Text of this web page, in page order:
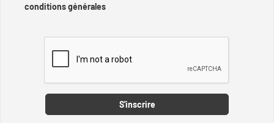
conditions générales
S'inscrire